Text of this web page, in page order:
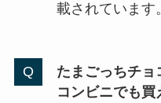
載されています。
たまごっちチョ
コンビニでも買